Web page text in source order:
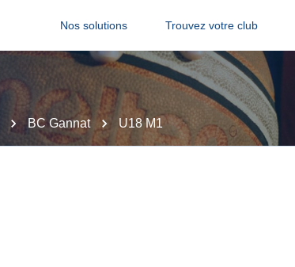
Nos solutions Trouvez votre club
BC Gannat U18 M1